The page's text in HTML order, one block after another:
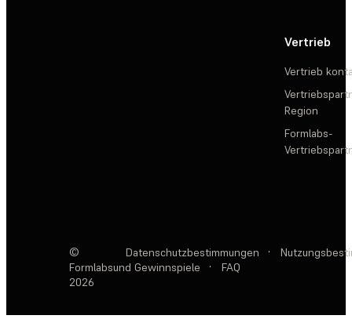
Vertrieb
Vertrieb
Region
Formlabs-
©
Formlabs
2026
Datenschutzbestimmungen ·
und Gewinnspiele
· FAQ